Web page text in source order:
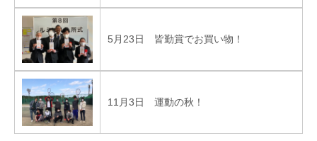
5月23日 皆勤賞でお買い物！
11月3日 運動の秋！